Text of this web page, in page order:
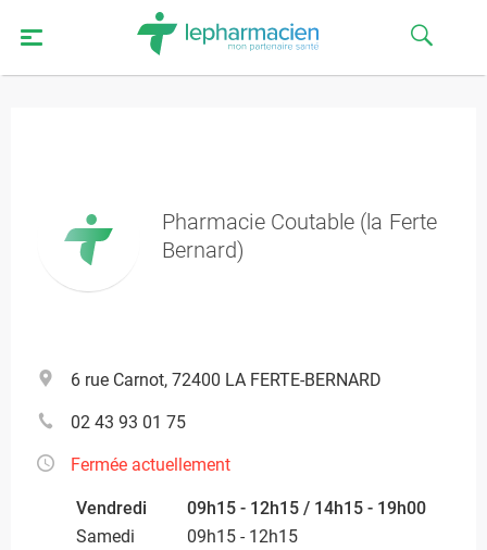
Pharmacie Coutable (la Ferte
Bernard)
6 rue Carnot, 72400 LA FERTE-BERNARD
02 43 93 01 75
Fermée actuellement
Vendredi
09h15 - 12h15 / 14h15 - 19h00
Samedi
09h15 - 12h15